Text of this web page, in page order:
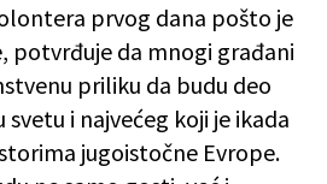
prvog dana pošto je
potvrđuje da mnogi građani
priliku da budu deo
svetu i najvećeg koji je ikada
jugoistočne Evrope.